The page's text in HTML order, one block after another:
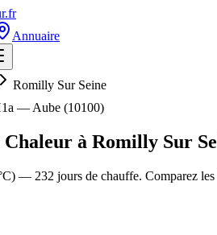
.fr
Annuaire
Romilly Sur Seine
— Aube (10100)
à Romilly Sur
— 232 jours de chauffe. Comparez